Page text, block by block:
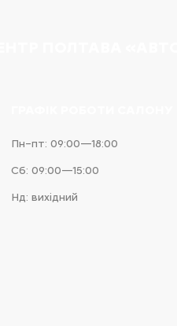
Пн–пт: 09:00—18:00
Сб: 09:00—15:00
Нд: вихідний